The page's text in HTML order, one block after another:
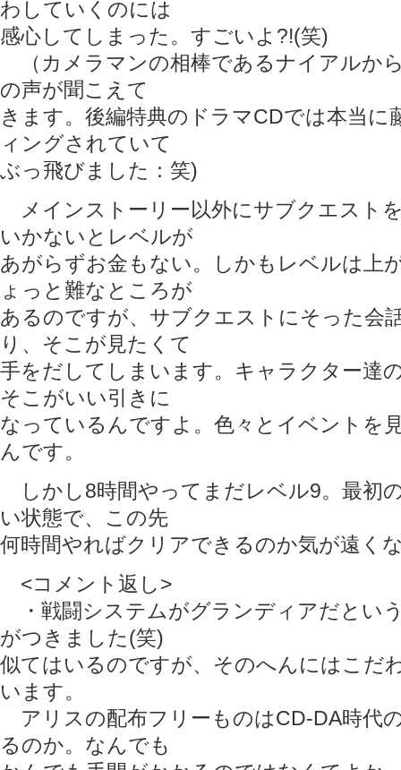
わしていくのには
感心してしまった。すごいよ?!(笑)
（カメラマンの相棒であるナイアルか
の声が聞こえて
きます。後編特典のドラマCDでは本当に
ィングされていて
ぶっ飛びました：笑)
メインストーリー以外にサブクエスト
いかないとレベルが
あがらずお金もない。しかもレベルは上
ょっと難なところが
あるのですが、サブクエストにそった会
り、そこが見たくて
手をだしてしまいます。キャラクター達
そこがいい引きに
なっているんですよ。色々とイベントを
んです。
しかし8時間やってまだレベル9。最初
い状態で、この先
何時間やればクリアできるのか気が遠く
<コメント返し>
・戦闘システムがグランディアだとい
がつきました(笑)
似てはいるのですが、そのへんにはこだ
います。
アリスの配布フリーものはCD-DA時代
るのか。なんでも